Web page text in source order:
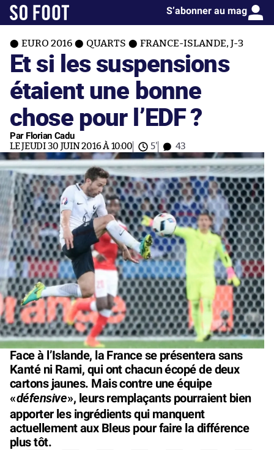
S’abonner au mag
EURO 2016 QUARTS FRANCE-ISLANDE, J-3
Et si les suspensions
étaient une bonne
chose pour l’EDF ?
Par Florian Cadu
LE JEUDI 30 JUIN 2016 À 10:00 5' 43
Face à l’Islande, la France se présentera sans
Kanté ni Rami, qui ont chacun écopé de deux
cartons jaunes. Mais contre une équipe
«défensive», leurs remplaçants pourraient bien
apporter les ingrédients qui manquent
actuellement aux Bleus pour faire la différence
plus tôt.